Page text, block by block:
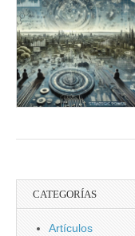
CATEGORÍAS
Artículos